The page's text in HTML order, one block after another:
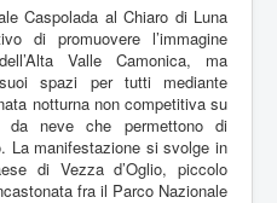
Caspolada al Chiaro di Luna
di promuovere l’immagine
Valle Camonica, ma
spazi per tutti mediante
notturna non competitiva su
da neve che permettono di
La manifestazione si svolge in
di Vezza d’Oglio, piccolo
fra il Parco Nazionale